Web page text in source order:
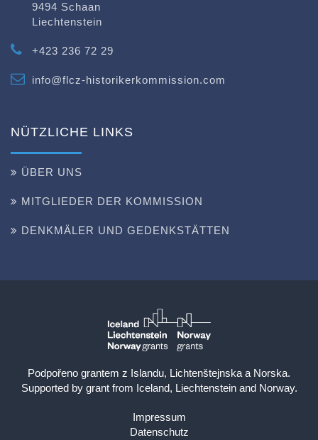
9494 Schaan
Liechtenstein
+423 236 72 29
info@flcz-historikerkommission.com
NÜTZLICHE LINKS
ÜBER UNS
MITGLIEDER DER KOMMISSION
DENKMÄLER UND GEDENKSTÄTTEN
Podpořeno grantem z Islandu, Lichtenštejnska a Norska.
Supported by grant from Iceland, Liechtenstein and Norway.
Impressum
Datenschutz